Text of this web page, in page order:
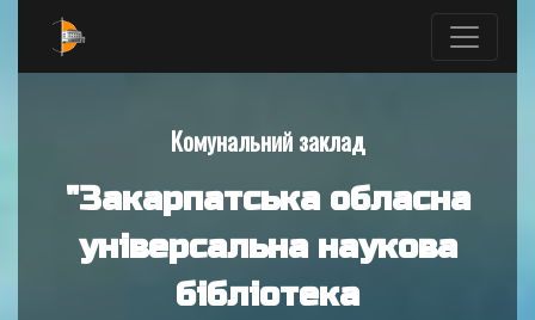
Комунальний заклад
"Закарпатська обласна
універсальна наукова
бібліотека